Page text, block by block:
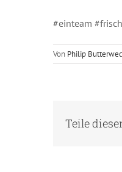
#einteam
Von Philip
Teile